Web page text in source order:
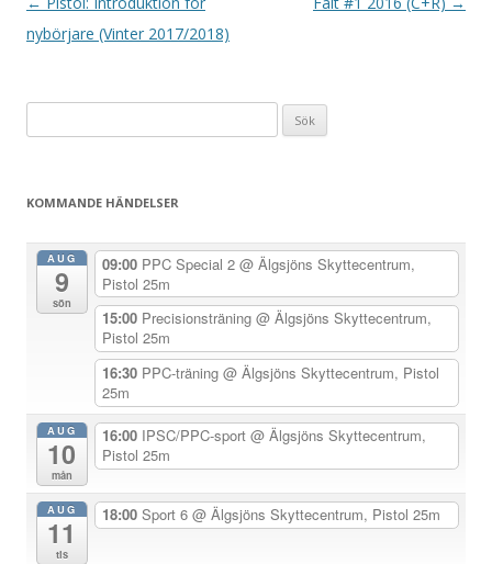
n
a
g
nybörjare (Vinter 2017/2018)
efter:
KOMMANDE HÄNDELSER
AUG
9
sön
09:00 PPC Special 2 @ Älgsjöns Skyttecentrum,
Pistol 25m
15:00 Precisionsträning @ Älgsjöns Skyttecentrum,
Pistol 25m
16:30 PPC-träning @ Älgsjöns Skyttecentrum, Pistol
25m
AUG
10
mån
16:00 IPSC/PPC-sport @ Älgsjöns Skyttecentrum,
Pistol 25m
AUG
11
tis
18:00 Sport 6 @ Älgsjöns Skyttecentrum, Pistol 25m